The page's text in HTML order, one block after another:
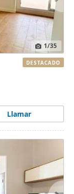
1/35
Llamar
DESTACADO